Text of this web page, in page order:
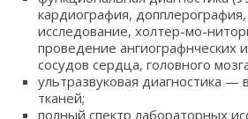
кардиография,
исследование, холтер-мо-
проведение ангиографнческих
сосудов сердца, головного
ультразвуковая диагностика —
тканей;
полный спектр лабораторных